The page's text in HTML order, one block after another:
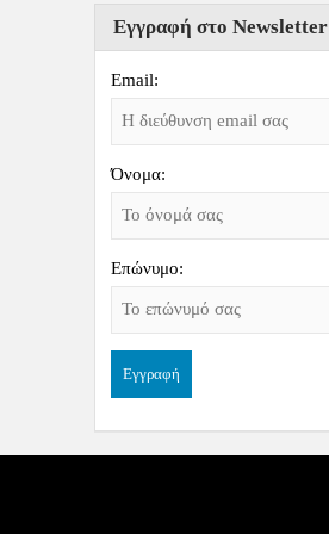
Εγγραφή στο Newsletter
Email:
Όνομα:
Επώνυμο: